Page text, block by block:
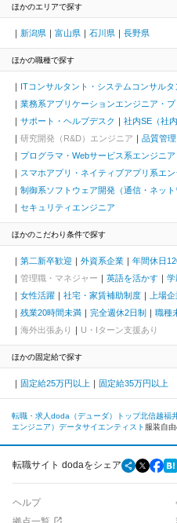
ほかのエリアで探す
新潟県 富山県 石川県 長野県
ほかの職種で探す
ITコンサルタント・システムコンサルタ
業務系アプリケーションエンジニア・プ
サポート・ヘルプデスク
社内SE（社
研究開発（R&D）エンジニア
品質管理
プログラマ・Webサービス系エンジニア
スマホアプリ・ネイティブアプリ系エン
制御系ソフトウェア開発（通信・ネット
セキュリティエンジニア
ほかのこだわり条件で探す
第二新卒歓迎 外資系企業 年間休日
管理職・マネジャー
英語を活かす 学
女性活躍
社宅・家賃補助制度 上場
残業20時間未満
完全週休2日制 職種
海外出張あり
U・Iターン支援あり
ほかの固定給で探す
固定給25万円以上 固定給35万円以上
転職・求人doda（デューダ）トップ北信越福
エンジニア） データサイエンティスト 服装自
転職サイト dodaをシェア
ヘルプ